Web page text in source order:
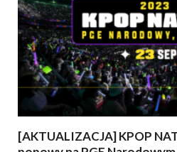
[AKTUALIZACJA] KPOP